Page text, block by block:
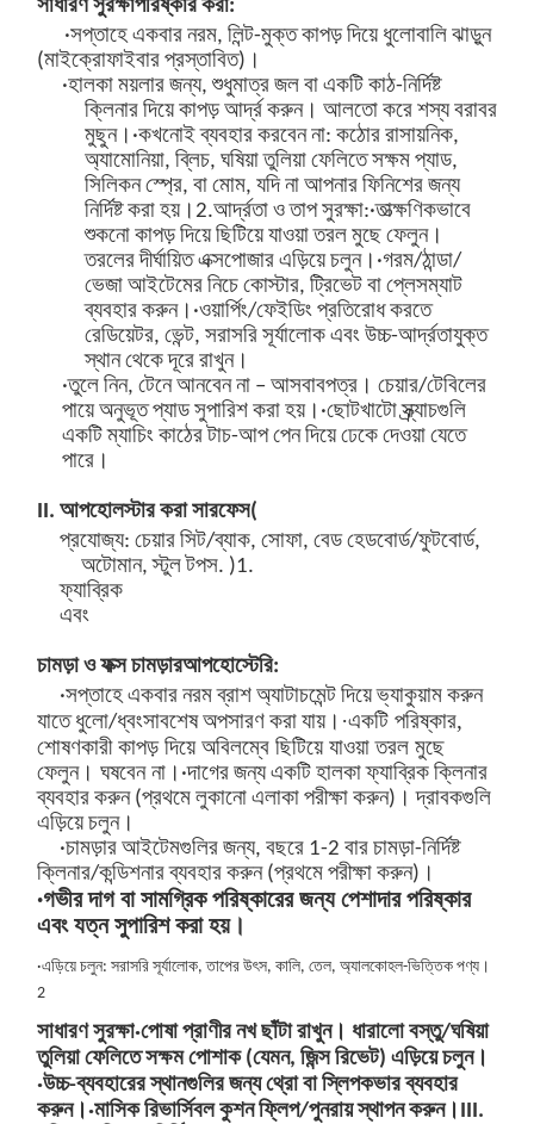
সাধারণ সুরক্ষাপরিষ্কার করা:
·সপ্তাহে একবার নরম, লিন্ট-মুক্ত কাপড় দিয়ে ধুলোবালি ঝাড়ুন
(মাইক্রোফাইবার প্রস্তাবিত)।
·হালকা ময়লার জন্য, শুধুমাত্র জল বা একটি কাঠ-নির্দিষ্ট
ক্লিনার দিয়ে কাপড় আর্দ্র করুন। আলতো করে শস্য বরাবর
মুছুন। ·কখনোই ব্যবহার করবেন না: কঠোর রাসায়নিক,
অ্যামোনিয়া, ব্লিচ, ঘষিয়া তুলিয়া ফেলিতে সক্ষম প্যাড,
সিলিকন স্প্রে, বা মোম, যদি না আপনার ফিনিশের জন্য
নির্দিষ্ট করা হয়। 2.আর্দ্রতা ও তাপ সুরক্ষা:·তাত্ক্ষণিকভাবে
শুকনো কাপড় দিয়ে ছিটিয়ে যাওয়া তরল মুছে ফেলুন।
তরলের দীর্ঘায়িত এক্সপোজার এড়িয়ে চলুন। ·গরম/ঠান্ডা/
ভেজা আইটেমের নিচে কোস্টার, ট্রিভেট বা প্লেসম্যাট
ব্যবহার করুন। ·ওয়ার্পিং/ফেইডিং প্রতিরোধ করতে
রেডিয়েটর, ভেন্ট, সরাসরি সূর্যালোক এবং উচ্চ-আর্দ্রতাযুক্ত
স্থান থেকে দূরে রাখুন।
·তুলে নিন, টেনে আনবেন না – আসবাবপত্র। চেয়ার/টেবিলের
পায়ে অনুভূত প্যাড সুপারিশ করা হয়। ·ছোটখাটো স্ক্র্যাচগুলি
একটি ম্যাচিং কাঠের টাচ-আপ পেন দিয়ে ঢেকে দেওয়া যেতে
পারে।
II. আপহোলস্টার করা সারফেস(
প্রযোজ্য: চেয়ার সিট/ব্যাক, সোফা, বেড হেডবোর্ড/ফুটবোর্ড,
অটোমান, স্টুল টপস. )1.
ফ্যাব্রিক
এবং
চামড়া ও ফক্স চামড়ারআপহোস্টেরি:
·সপ্তাহে একবার নরম ব্রাশ অ্যাটাচমেন্ট দিয়ে ভ্যাকুয়াম করুন
যাতে ধুলো/ধ্বংসাবশেষ অপসারণ করা যায়। ·একটি পরিষ্কার,
শোষণকারী কাপড় দিয়ে অবিলম্বে ছিটিয়ে যাওয়া তরল মুছে
ফেলুন। ঘষবেন না। ·দাগের জন্য একটি হালকা ফ্যাব্রিক ক্লিনার
ব্যবহার করুন (প্রথমে লুকানো এলাকা পরীক্ষা করুন)। দ্রাবকগুলি
এড়িয়ে চলুন।
·চামড়ার আইটেমগুলির জন্য, বছরে 1-2 বার চামড়া-নির্দিষ্ট
ক্লিনার/কন্ডিশনার ব্যবহার করুন (প্রথমে পরীক্ষা করুন)।
·গভীর দাগ বা সামগ্রিক পরিষ্কারের জন্য পেশাদার পরিষ্কার
এবং যত্ন সুপারিশ করা হয়।
·এড়িয়ে চলুন: সরাসরি সূর্যালোক, তাপের উৎস, কালি, তেল, অ্যালকোহল-ভিত্তিক পণ্য।
2
সাধারণ সুরক্ষা·পোষা প্রাণীর নখ ছাঁটা রাখুন। ধারালো বস্তু/ঘষিয়া
তুলিয়া ফেলিতে সক্ষম পোশাক (যেমন, জিন্স রিভেট) এড়িয়ে চলুন।
·উচ্চ-ব্যবহারের স্থানগুলির জন্য থ্রো বা স্লিপকভার ব্যবহার
করুন। ·মাসিক রিভার্সিবল কুশন ফ্লিপ/পুনরায় স্থাপন করুন। III.